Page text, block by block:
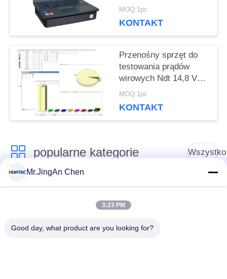
MOQ:1pc
KONTAKT
Przenośny sprzęt do
testowania prądów
wirowych Ndt 14,8 V
Wbudowana bateria
MOQ:1pc
KONTAKT
popularne kategorie Wszystko
Defektoskop
Grubościomierz
ultradźwiękowy
Wskaźnik grubości
Przenośny tester
Mr.JingAn Chen
3:23 PM
Good day, what product are you looking for?